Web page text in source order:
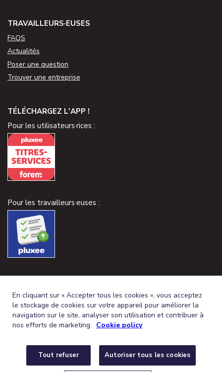
TRAVAILLEURS·EUSES
FAQS
Actualités
Poser une question
Trouver une entreprise
TÉLÉCHARGEZ L'APP !
Pour les utilisateurs·rices :
Pour les travailleurs·euses :
FRENCH (BELGIUM)
DEDEUTSCH (BELGIEN)
En cliquant sur « Accepter tous les cookies », vous acceptez
le stockage de cookies sur votre appareil pour améliorer la
navigation sur le site, analyser son utilisation et contribuer à
nos efforts de marketing. Cookie policy
Tout refuser Autoriser tous les cookies